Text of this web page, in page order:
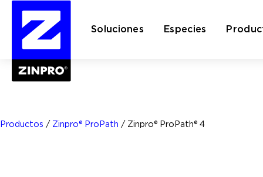
Soluciones Especies
Productos / Zinpro® ProPath / Zinpro® ProPath® 4